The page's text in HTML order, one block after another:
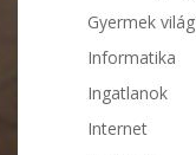
Gyermek világ
Informatika
Ingatlanok
Internet